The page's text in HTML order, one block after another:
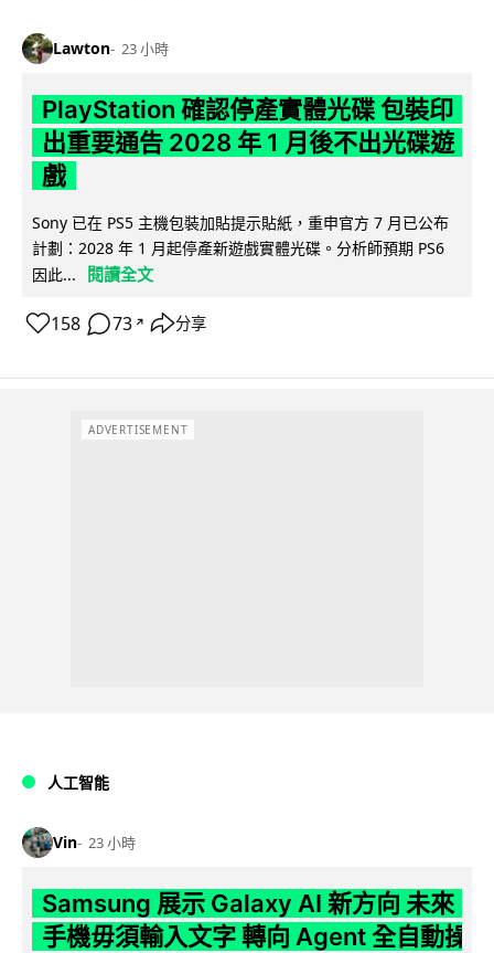
Lawton 23 小時
PlayStation 確認停產實體光碟 包裝印
出重要通告 2028 年 1 月後不出光碟遊
戲
Sony 已在 PS5 主機包裝加貼提示貼紙，重申官方 7 月已公布
計劃：2028 年 1 月起停產新遊戲實體光碟。分析師預期 PS6
因此...
閱讀全文
158 73 ↗ 分享
ADVERTISEMENT
人工智能
Vin 23 小時
Samsung 展示 Galaxy AI 新方向 未來
手機毋須輸入文字 轉向 Agent 全自動操